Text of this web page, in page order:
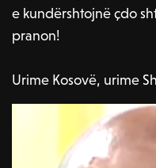
e kundërshtojnë çdo
pranon!
Urime Kosovë, urime